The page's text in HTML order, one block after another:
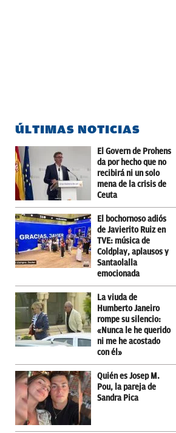
ÚLTIMAS NOTICIAS
El Govern de Prohens
da por hecho que no
recibirá ni un solo
mena de la crisis de
Ceuta
El bochornoso adiós
de Javierito Ruiz en
TVE: música de
Coldplay, aplausos y
Santaolalla
emocionada
La viuda de
Humberto Janeiro
rompe su silencio:
«Nunca le he querido
ni me he acostado
con él»
Quién es Josep M.
Pou, la pareja de
Sandra Pica